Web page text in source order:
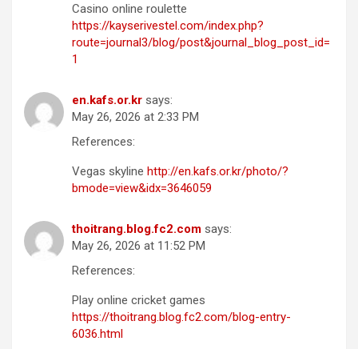
Casino online roulette
https://kayserivestel.com/index.php?
route=journal3/blog/post&journal_blog_post_id=
1
en.kafs.or.kr says:
May 26, 2026 at 2:33 PM
References:
Vegas skyline http://en.kafs.or.kr/photo/?
bmode=view&idx=3646059
thoitrang.blog.fc2.com says:
May 26, 2026 at 11:52 PM
References:
Play online cricket games
https://thoitrang.blog.fc2.com/blog-entry-
6036.html